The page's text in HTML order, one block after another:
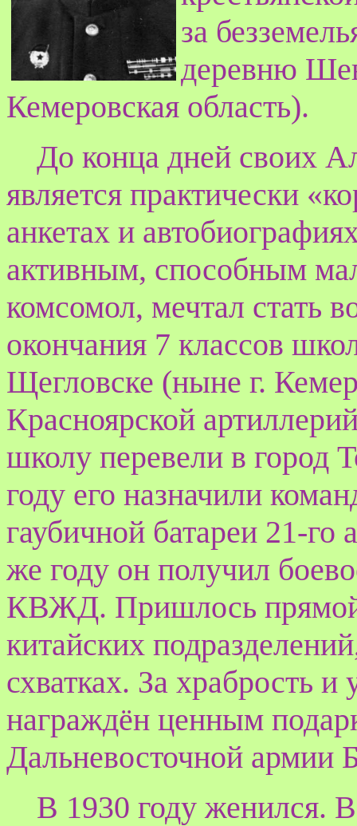
за
деревню
Кемеровская область).
До конца дней своих
является практически
анкетах и
активным, способным
комсомол, мечтал стать
окончания 7 классов
Щегловске (ныне г.
Красноярской
школу перевели в город
году его назначили
гаубичной батареи 21-го
же году он получил
КВЖД. Пришлось прямой
китайских
схватках. За храбрость
награждён ценным
Дальневосточной армии
В 1930 году женился.